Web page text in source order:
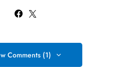
Comments (1)